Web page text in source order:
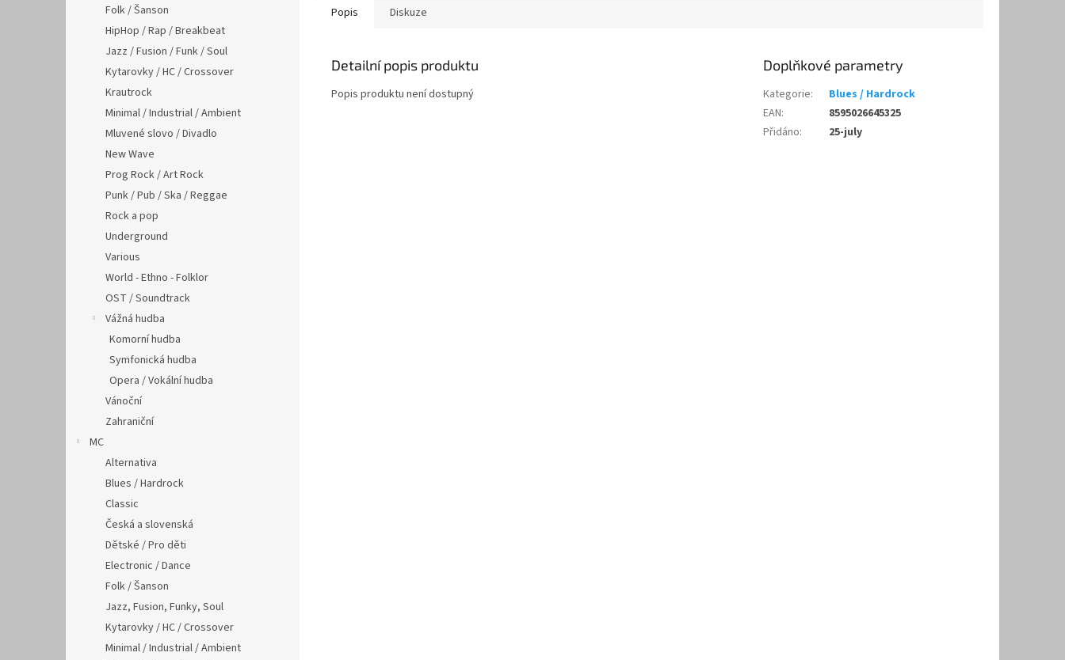
Folk / Šanson
HipHop / Rap / Breakbeat
Jazz / Fusion / Funk / Soul
Kytarovky / HC / Crossover
Krautrock
Minimal / Industrial / Ambient
Mluvené slovo / Divadlo
New Wave
Prog Rock / Art Rock
Punk / Pub / Ska / Reggae
Rock a pop
Underground
Various
World - Ethno - Folklor
OST / Soundtrack
Vážná hudba
Komorní hudba
Symfonická hudba
Opera / Vokální hudba
Vánoční
Zahraniční
MC
Alternativa
Blues / Hardrock
Classic
Česká a slovenská
Dětské / Pro děti
Electronic / Dance
Folk / Šanson
Jazz, Fusion, Funky, Soul
Kytarovky / HC / Crossover
Minimal / Industrial / Ambient
Popis Diskuze
Detailní popis produktu
Popis produktu není dostupný
Doplňkové parametry
Kategorie:
Blues / Hardrock
EAN:
8595026645325
Přidáno: 25-july